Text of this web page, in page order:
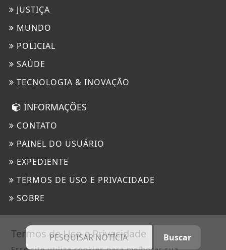
JUSTIÇA
MUNDO
POLICIAL
SAÚDE
TECNOLOGIA & INOVAÇÃO
INFORMAÇÕES
CONTATO
PAINEL DO USUÁRIO
EXPEDIENTE
TERMOS DE USO E PRIVACIDADE
SOBRE
Termos de Uso e Privacidade